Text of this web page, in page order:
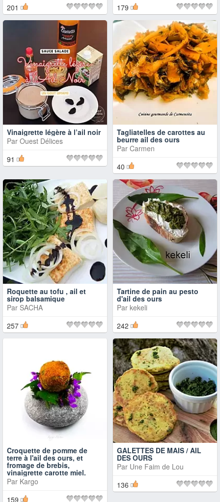
201
179
Vinaigrette légère à l’ail noir
Par Ouest Délices
91
Tagliatelles de carottes au
beurre ail des ours
Par Carmen
40
Roquette au tofu , ail et
sirop balsamique
Par SACHA
257
Tartine de pain au pesto
d'ail des ours
Par kekeli
242
Croquette de pomme de
terre à l'ail des ours, et
fromage de brebis,
vinaigrette carotte miel.
Par Kargo
159
GALETTES DE MAIS / AIL
DES OURS
Par Une Faim de Lou
136